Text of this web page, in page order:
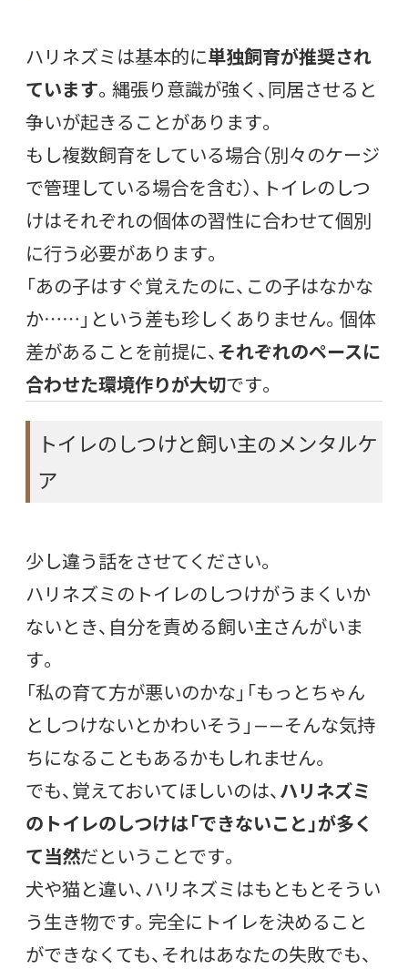
ハリネズミは基本的に単独飼育が推奨され
ています。縄張り意識が強く、同居させると
争いが起きることがあります。
もし複数飼育をしている場合（別々のケージ
で管理している場合を含む）、トイレのしつ
けはそれぞれの個体の習性に合わせて個別
に行う必要があります。
「あの子はすぐ覚えたのに、この子はなかな
か……」という差も珍しくありません。個体
差があることを前提に、それぞれのペースに
合わせた環境作りが大切です。
トイレのしつけと飼い主のメンタルケ
ア
少し違う話をさせてください。
ハリネズミのトイレのしつけがうまくいか
ないとき、自分を責める飼い主さんがいま
す。
「私の育て方が悪いのかな」「もっとちゃん
としつけないとかわいそう」——そんな気持
ちになることもあるかもしれません。
でも、覚えておいてほしいのは、ハリネズミ
のトイレのしつけは「できないこと」が多く
て当然だということです。
犬や猫と違い、ハリネズミはもともとそうい
う生き物です。完全にトイレを決めること
ができなくても、それはあなたの失敗でも、